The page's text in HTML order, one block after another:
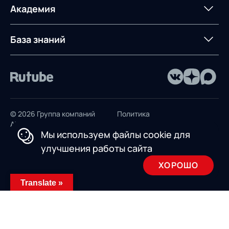
терминалом
Контакты
Академия
Предложение для
База знаний
© 2026 Группа компаний
AXELOT
Политика
Пользовательское
соглашение
Мы используем файлы cookie для
улучшения работы сайта
ХОРОШО
Translate »